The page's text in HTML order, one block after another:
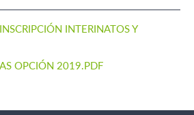
INTERINATOS Y
OPCIÓN 2019.PDF